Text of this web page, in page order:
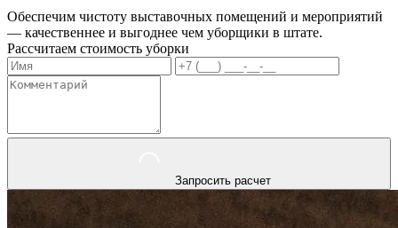
Обеспечим чистоту выставочных помещений и мероприятий
— качественнее и выгоднее чем уборщики в штате.
Рассчитаем стоимость уборки
Запросить расчет